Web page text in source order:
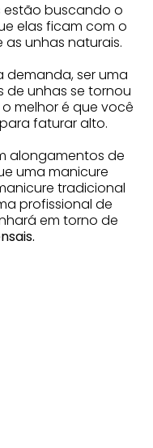
estão buscando o
elas ficam com o
unhas naturais.
demanda, ser uma
unhas se tornou
melhor é que você
faturar alto.
alongamentos de
uma manicure
tradicional
profissional de
em torno de